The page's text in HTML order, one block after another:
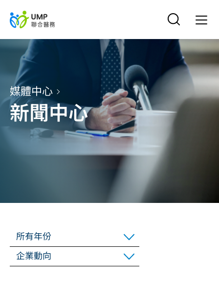
媒體中心
新聞中心
所有年份
企業動向